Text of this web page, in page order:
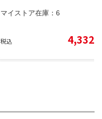
マイストア在庫： 6
税込 4,332